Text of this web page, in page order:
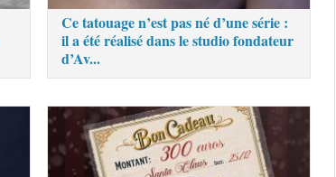
Ce tatouage n’est pas né d’une série :
il a été réalisé dans le studio fondateur
d’Av...